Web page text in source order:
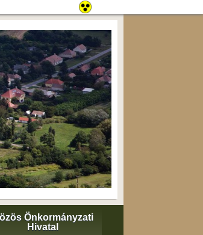
Önkormányzati
Hivatal